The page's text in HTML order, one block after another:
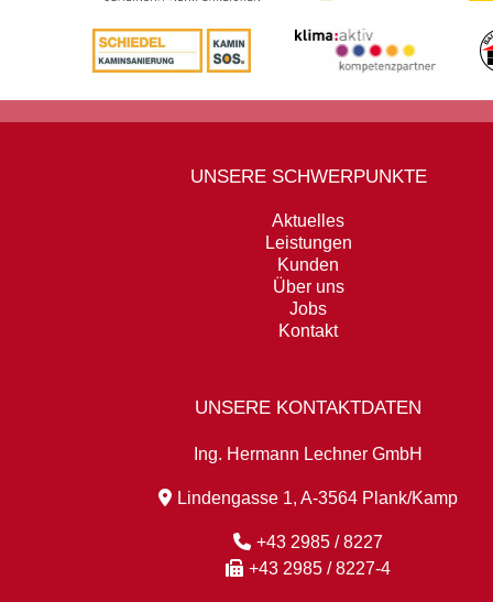
UNSERE SCHWERPUNKTE
Aktuelles
Leistungen
Kunden
Über uns
Jobs
Kontakt
UNSERE KONTAKTDATEN
Ing. Hermann Lechner GmbH
Lindengasse 1, A-3564 Plank/Kamp
+43 2985 / 8227
+43 2985 / 8227-4